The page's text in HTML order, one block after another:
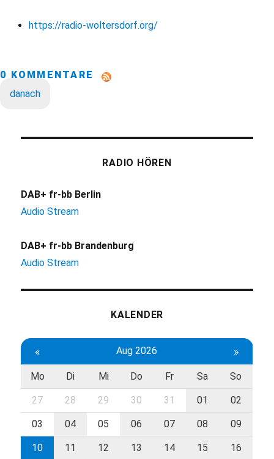
https://radio-woltersdorf.org/
0 KOMMENTARE
danach
RADIO HÖREN
DAB+ fr-bb Berlin
Audio Stream
DAB+ fr-bb Brandenburg
Audio Stream
KALENDER
« Aug 2026 »
Mo Di Mi Do Fr Sa So
27 28 29 30 31 01 02
03 04 05 06 07 08 09
10 11 12 13 14 15 16